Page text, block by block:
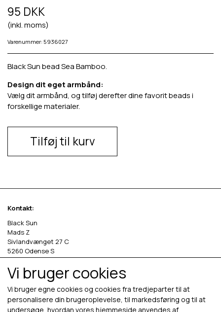
95 DKK
(inkl. moms)
Varenummer: 5936027
Black Sun bead Sea Bamboo.
Design dit eget armbånd:
Vælg dit armbånd, og tilføj derefter dine favorit beads i
forskellige materialer.
Tilføj til kurv
Kontakt:
Black Sun
Mads Z
Sivlandvænget 27 C
5260 Odense S
Denmark
Phone: +45 69 13 27 00
cvr. 36535458
Vi bruger cookies
Vi bruger egne cookies og cookies fra tredjeparter til at
personalisere din brugeroplevelse, til markedsføring og til at
undersøge, hvordan vores hjemmeside anvendes af